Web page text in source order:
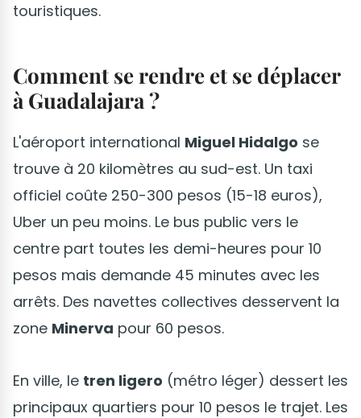
touristiques.
Comment se rendre et se déplacer
à Guadalajara ?
L'aéroport international Miguel Hidalgo se
trouve à 20 kilomètres au sud-est. Un taxi
officiel coûte 250-300 pesos (15-18 euros),
Uber un peu moins. Le bus public vers le
centre part toutes les demi-heures pour 10
pesos mais demande 45 minutes avec les
arrêts. Des navettes collectives desservent la
zone Minerva pour 60 pesos.
En ville, le tren ligero (métro léger) dessert les
principaux quartiers pour 10 pesos le trajet. Les